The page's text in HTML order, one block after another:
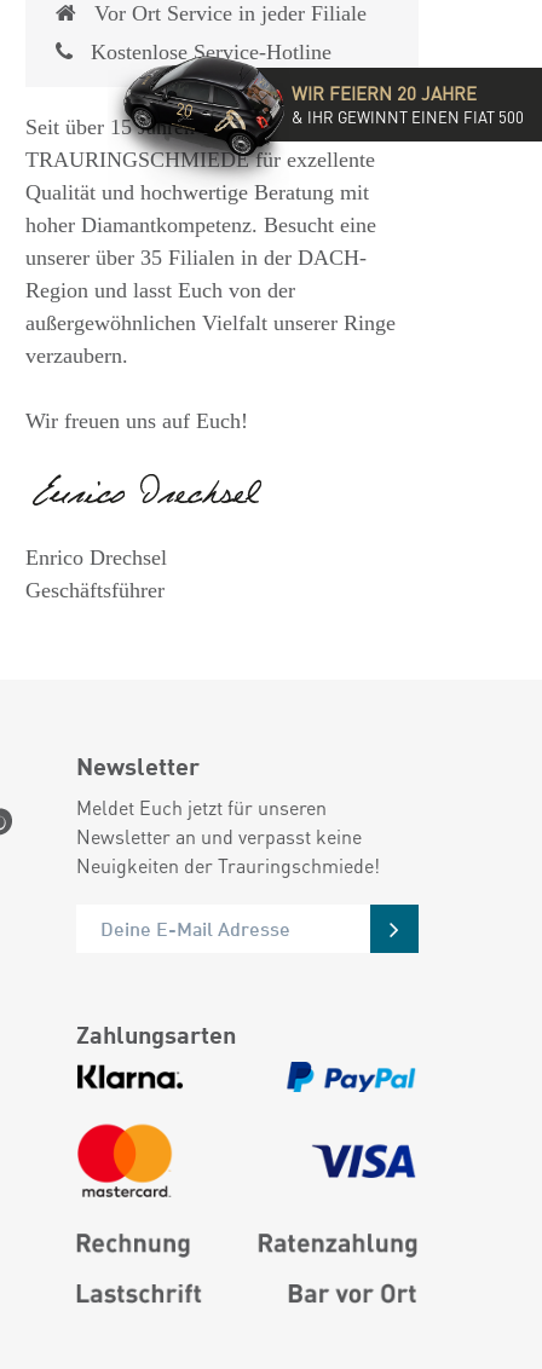
Vor Ort Service in jeder Filiale
Kostenlose Service-Hotline
Seit über 15 Jahren steht die
TRAURINGSCHMIEDE für exzellente
Qualität und hochwertige Beratung mit
hoher Diamantkompetenz. Besucht eine
unserer über 35 Filialen in der DACH-
Region und lasst Euch von der
außergewöhnlichen Vielfalt unserer Ringe
verzaubern.
Wir freuen uns auf Euch!
Enrico Drechsel
Geschäftsführer
Newsletter
Meldet Euch jetzt für unseren
Newsletter an und verpasst keine
Neuigkeiten der Trauringschmiede!
Zahlungsarten
WIR FEIERN 20 JAHRE
& IHR GEWINNT EINEN FIAT 500